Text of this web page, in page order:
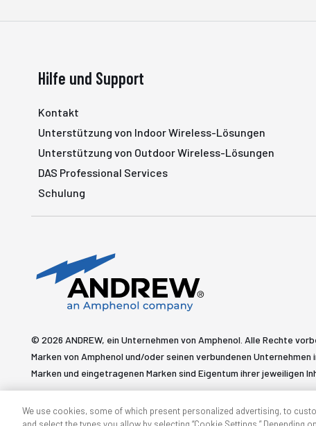
Hilfe und Support
Kontakt
Unterstützung von Indoor Wireless-Lösungen
Unterstützung von Outdoor Wireless-Lösungen
DAS Professional Services
Schulung
© 2026 ANDREW, ein Unternehmen von Amphenol. Alle Rechte
Marken von Amphenol und/oder seinen verbundenen
Marken und eingetragenen Marken sind Eigentum ihrer jeweiligen
We use cookies, some of which present personalized advertising, to